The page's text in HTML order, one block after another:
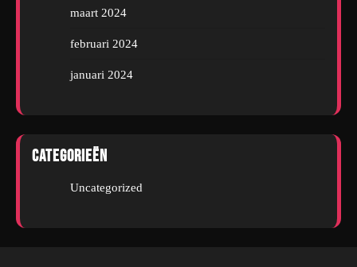
maart 2024
februari 2024
januari 2024
Categorieën
Uncategorized